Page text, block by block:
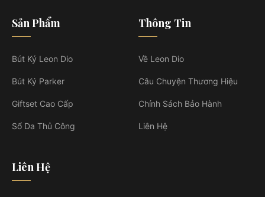
Sản Phẩm
Bút Ký Leon Dio
Bút Ký Parker
Giftset Cao Cấp
Sổ Da Thủ Công
Thông Tin
Về Leon Dio
Câu Chuyện Thương Hiệu
Chính Sách Bảo Hành
Liên Hệ
Liên Hệ